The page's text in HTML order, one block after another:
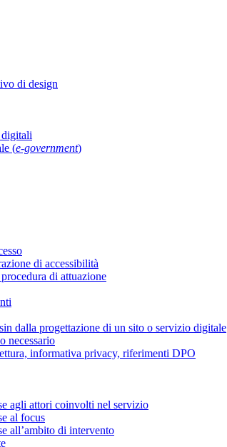
di design
(e-government)
di accessibilità
di attuazione
dalla progettazione di un sito o servizio digitale
necessario
informativa privacy, riferimenti DPO
agli attori coinvolti nel servizio
al focus
all’ambito di intervento